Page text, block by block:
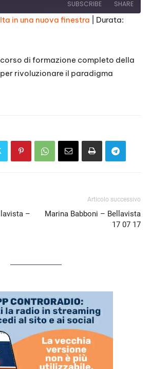
SUBSCRIBE SHARE
in una nuova finestra
Durata:
corso di formazione completo della
rivoluzionare il paradigma
–
Articolo successivo
Marina Babboni – Bellavista
17 07 17